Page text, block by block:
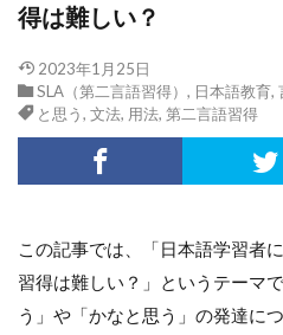
得は難しい？
2023年1月25日
SLA（第二言語習得） , 日本語教育,
と思う, 文法, 用法, 第二言語習得
この記事では、「日本語学習者
習得は難しい？」というテーマ
う」や「かなと思う」の発達に